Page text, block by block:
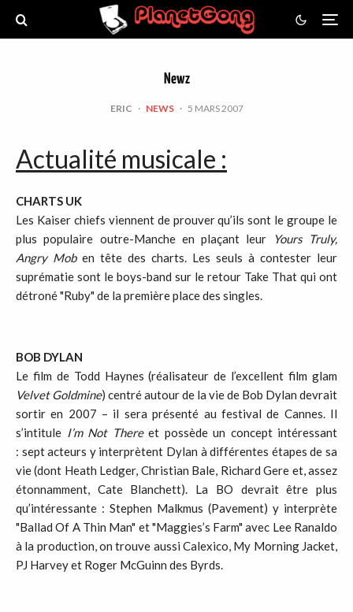
Newz
ERIC · NEWS · 5 MARS 2007
Actualité musicale :
CHARTS UK
Les Kaiser chiefs viennent de prouver qu’ils sont le groupe le
plus populaire outre-Manche en plaçant leur
Yours Truly,
Angry Moben tête des charts. Les seuls à contester leur
suprématie sont le boys-band sur le retour Take That qui ont
détroné "Ruby" de la première place des singles.
BOB DYLAN
Le film de Todd Haynes (réalisateur de l’excellent film glam
Velvet Goldmine) centré autour de la vie de Bob Dylan devrait
sortir en 2007 – il sera présenté au festival de Cannes. Il
s’intitule I’m Not Thereet possède un concept intéressant
: sept acteurs y interprètent Dylan à différentes étapes de sa
vie (dont Heath Ledger, Christian Bale, Richard Gere et, assez
étonnamment, Cate Blanchett). La BO devrait être plus
qu’intéressante : Stephen Malkmus (Pavement) y interprète
"Ballad Of A Thin Man" et "Maggies’s Farm" avec Lee Ranaldo
à la production, on trouve aussi Calexico, My Morning Jacket,
PJ Harvey et Roger McGuinn des Byrds.